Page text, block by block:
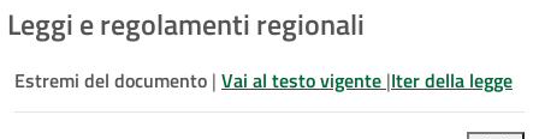
Leggi e regolamenti regionali
Estremi del documento | Vai al testo vigente |Iter della legge